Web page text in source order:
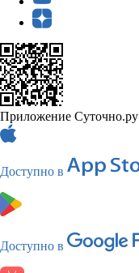
Приложение Суточно.ру
Доступно в
Доступно в